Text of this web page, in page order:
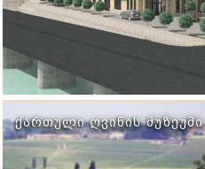
ᲥᲐᲠᲗᲣᲚᲘ ᲦᲕᲘᲜᲘᲡ ᲛᲣᲖᲔᲣᲛᲘ